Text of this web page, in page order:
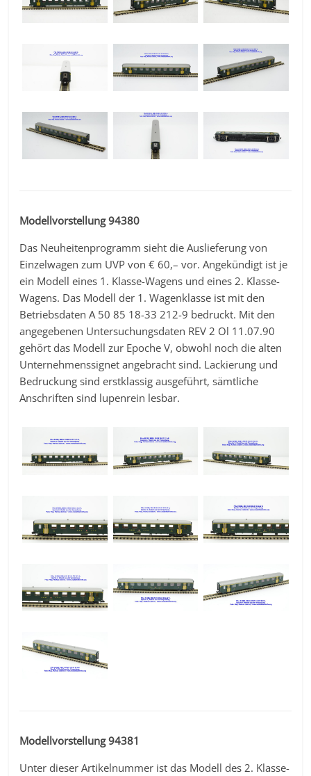
Modellvorstellung 94380
Das Neuheitenprogramm sieht die Auslieferung von
Einzelwagen zum UVP von € 60,– vor. Angekündigt ist je
ein Modell eines 1. Klasse-Wagens und eines 2. Klasse-
Wagens. Das Modell der 1. Wagenklasse ist mit den
Betriebsdaten A 50 85 18-33 212-9 bedruckt. Mit den
angegebenen Untersuchungsdaten REV 2 Ol 11.07.90
gehört das Modell zur Epoche V, obwohl noch die alten
Unternehmenssignet angebracht sind. Lackierung und
Bedruckung sind erstklassig ausgeführt, sämtliche
Anschriften sind lupenrein lesbar.
Modellvorstellung 94381
Unter dieser Artikelnummer ist das Modell des 2. Klasse-